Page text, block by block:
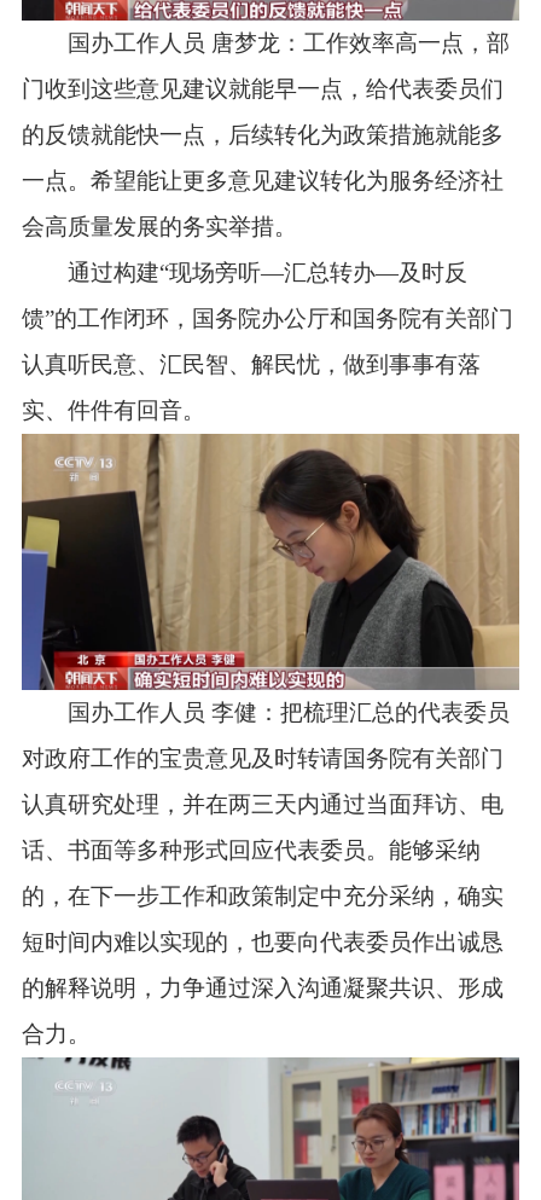
国办工作人员 唐梦龙：工作效率高一点，部
门收到这些意见建议就能早一点，给代表委员们
的反馈就能快一点，后续转化为政策措施就能多
一点。希望能让更多意见建议转化为服务经济社
会高质量发展的务实举措。
通过构建“现场旁听—汇总转办—及时反
馈”的工作闭环，国务院办公厅和国务院有关部门
认真听民意、汇民智、解民忧，做到事事有落
实、件件有回音。
国办工作人员 李健：把梳理汇总的代表委员
对政府工作的宝贵意见及时转请国务院有关部门
认真研究处理，并在两三天内通过当面拜访、电
话、书面等多种形式回应代表委员。能够采纳
的，在下一步工作和政策制定中充分采纳，确实
短时间内难以实现的，也要向代表委员作出诚恳
的解释说明，力争通过深入沟通凝聚共识、形成
合力。